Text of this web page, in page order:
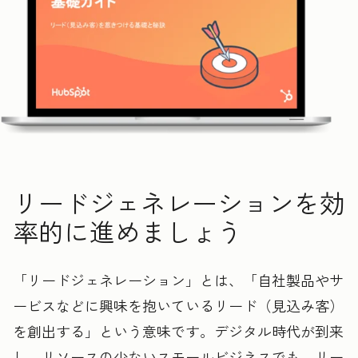
リードジェネレーションを効
率的に進めましょう
「リードジェネレーション」とは、「自社製品やサ
ービスなどに興味を抱いているリード（見込み客）
を創出する」という意味です。デジタル時代が到来